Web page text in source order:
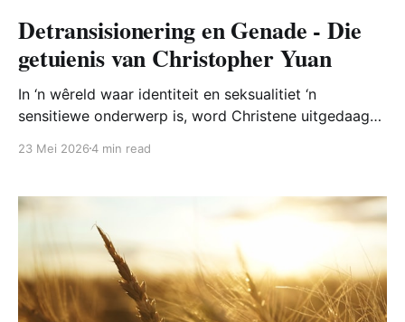
Detransisionering en Genade - Die
getuienis van Christopher Yuan
In ‘n wêreld waar identiteit en seksualitiet ‘n
sensitiewe onderwerp is, word Christene uitgedaag
ook om op dieselfde tyd liefdevol op te tree. Hierdie
hanteer word nie. Die Skrif leer
23 Mei 20264 min read